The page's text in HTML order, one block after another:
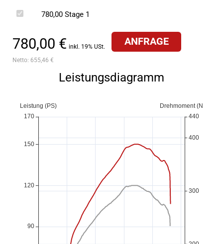
780,00Stage 1
780,00 € inkl. 19% USt.
Netto: 655,46 €
ANFRAGE
Leistungsdiagramm